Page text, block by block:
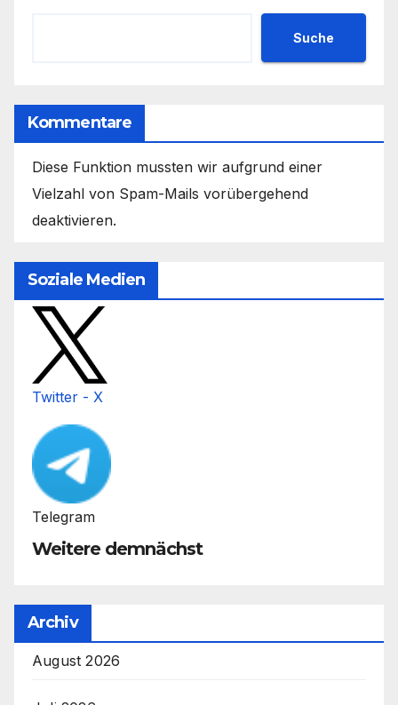
Suche
Kommentare
Diese Funktion mussten wir aufgrund einer
Vielzahl von Spam-Mails vorübergehend
deaktivieren.
Soziale Medien
Twitter - X
Telegram
Weitere demnächst
Archiv
August 2026